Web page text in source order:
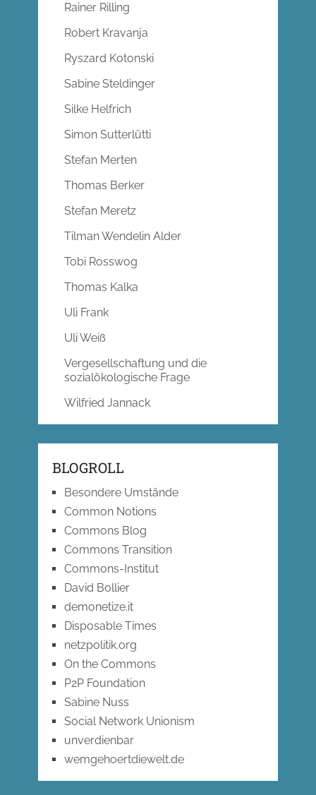
Rainer Rilling
Robert Kravanja
Ryszard Kotonski
Sabine Steldinger
Silke Helfrich
Simon Sutterlütti
Stefan Merten
Thomas Berker
Stefan Meretz
Tilman Wendelin Alder
Tobi Rosswog
Thomas Kalka
Uli Frank
Uli Weiß
Vergesellschaftung und die
sozialökologische Frage
Wilfried Jannack
BLOGROLL
Besondere Umstände
Common Notions
Commons Blog
Commons Transition
Commons-Institut
David Bollier
demonetize.it
Disposable Times
netzpolitik.org
On the Commons
P2P Foundation
Sabine Nuss
Social Network Unionism
unverdienbar
wemgehoertdiewelt.de